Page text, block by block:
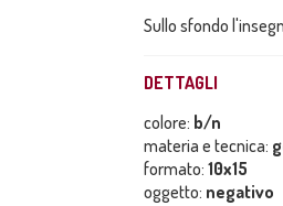
Sullo sfondo
DETTAGLI
colore: b/n
materia e tecnica:
formato: 10x15
oggetto: negativo